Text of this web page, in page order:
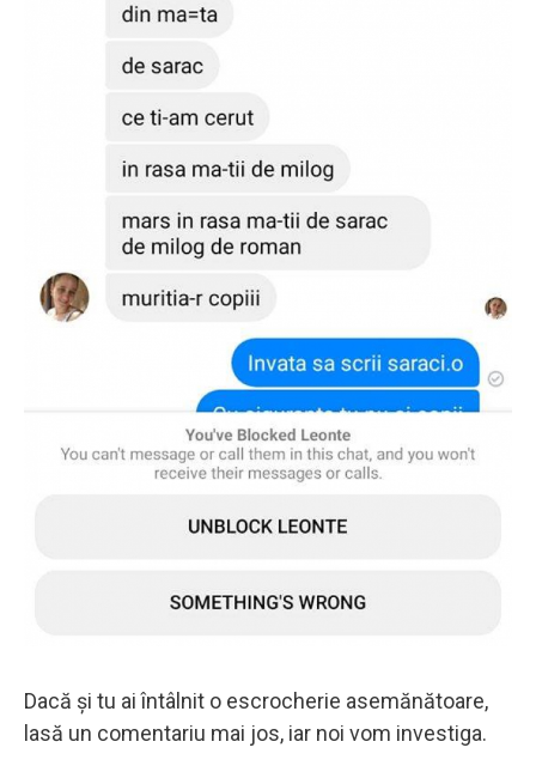
Dacă și tu ai întâlnit o escrocherie asemănătoare,
lasă un comentariu mai jos, iar noi vom investiga.